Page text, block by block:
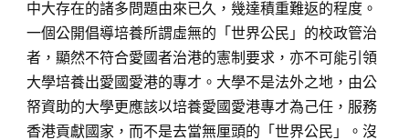
中大存在的諸多問題由來已久，幾達積重難返的程度。
一個公開倡導培養所謂虛無的「世界公民」的校政管治
者，顯然不符合愛國者治港的憲制要求，亦不可能引領
大學培養出愛國愛港的專才。大學不是法外之地，由公
帑資助的大學更應該以培養愛國愛港專才為己任，服務
香港貢獻國家，而不是去當無厘頭的「世界公民」。沒